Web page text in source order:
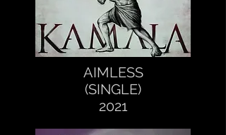
AIMLESS
(SINGLE)
2021